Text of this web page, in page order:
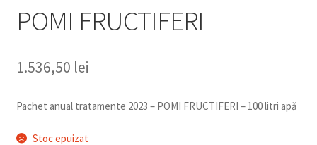
POMI FRUCTIFERI
1.536,50 lei
Pachet anual tratamente 2023 – POMI FRUCTIFERI – 100 litri apă
Stoc epuizat